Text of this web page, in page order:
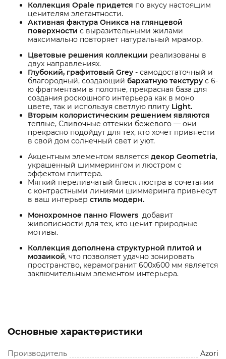
Коллекция Opale придется по вкусу настоящим
ценителям элегантности.
Активная фактура Оникса на глянцевой
поверхности с выразительными жилами
максимально повторяет натуральный мрамор.
Цветовые решения коллекции реализованы в
двух направлениях.
Глубокий, графитовый Grey - самодостаточный и
благородный, создающий бархатную текстуру с 6-
ю фрагментами в полотне, прекрасная база для
создания роскошного интерьера как в моно
цвете, так и используя светлую плиту Light.
Вторым колористическим решением являются
теплые, Сливочные оттенки бежевого — они
прекрасно подойдут для тех, кто хочет привнести
в свой дом солнечный свет и уют.
Акцентным элементом является декор Geometria,
украшенный шиммерингом и люстром с
эффектом глиттера.
Мягкий переливчатый блеск люстра в сочетании
с контрастными линиями шиммеринга привнесут
в ваш интерьер стиль модерн.
Монохромное панно Flowers добавит
живописности для тех, кто ценит природные
мотивы.
Коллекция дополнена структурной плитой и
мозаикой, что позволяет удачно зонировать
пространство, керамогранит 600х600 мм является
заключительным элементом интерьера.
Основные характеристики
Производитель
Azori